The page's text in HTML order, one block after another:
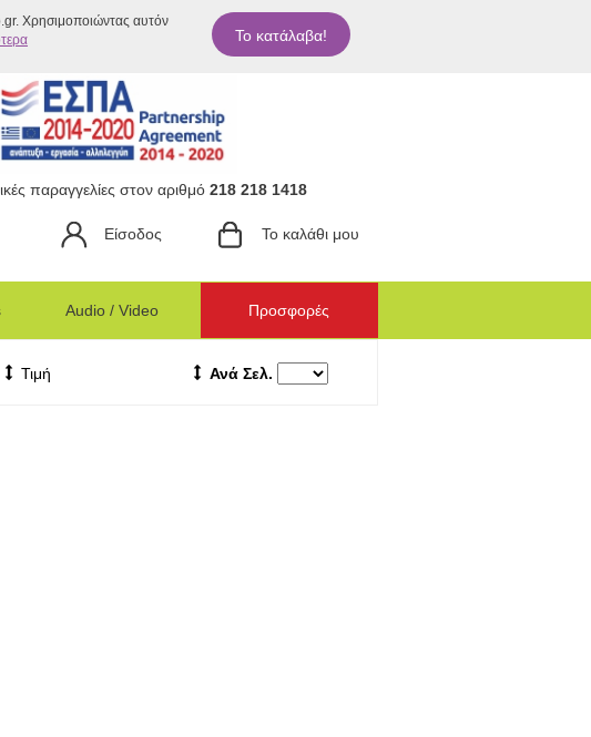
Χρησιμοποιώντας αυτόν
Το κατάλαβα!
παραγγελίες στον αριθμό 218 218 1418
Είσοδος Το καλάθι μου
Audio / Video Προσφορές
Τιμή Ανά Σελ.